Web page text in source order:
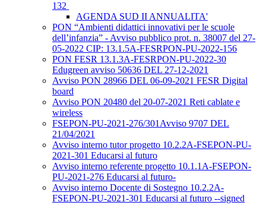
132
AGENDA SUD II ANNUALITA'
PON “Ambienti didattici innovativi per le scuole
dell’infanzia” - Avviso pubblico prot. n. 38007 del 27-
05-2022 CIP: 13.1.5A-FESRPON-PU-2022-156
PON FESR 13.1.3A-FESRPON-PU-2022-30
Edugreen avviso 50636 DEL 27-12-2021
Avviso PON 28966 DEL 06-09-2021 FESR Digital
board
Avviso PON 20480 del 20-07-2021 Reti cablate e
wireless
FSEPON-PU-2021-276/301Avviso 9707 DEL
21/04/2021
Avviso interno tutor progetto 10.2.2A-FSEPON-PU-
2021-301 Educarsi al futuro
Avviso interno referente progetto 10.1.1A-FSEPON-
PU-2021-276 Educarsi al futuro-
Avviso interno Docente di Sostegno 10.2.2A-
FSEPON-PU-2021-301 Educarsi al futuro --signed